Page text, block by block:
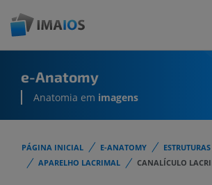
e-Anatomy
Anatomia em imagens
PÁGINA INICIAL E-ANATOMY
APARELHO LACRIMAL
CANALÍCULO